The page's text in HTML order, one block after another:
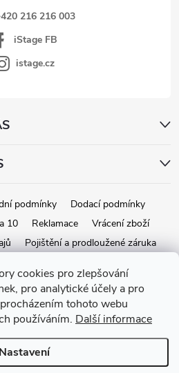
cookies pro zlepšování
pro analytické účely a pro
tohoto webu
používáním. Další informace
Nastavení
216 216 003
iStage FB
istage.cz
podmínky
Dodací podmínky
10
Reklamace
Vrácení zboží
Pojištění a prodloužené záruka
Vytvořil Shoptet
práva vyhrazena.Upravit nastavení
cookies